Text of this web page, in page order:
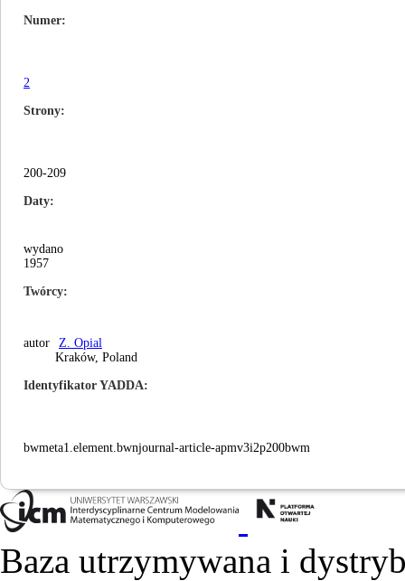
Numer
2
Strony
200-209
Daty
wydano
1957
Twórcy
autor
Z. Opial
Kraków, Poland
Identyfikator YADDA
bwmeta1.element.bwnjournal-article-apmv3i2p200bwm
Baza utrzymywana i